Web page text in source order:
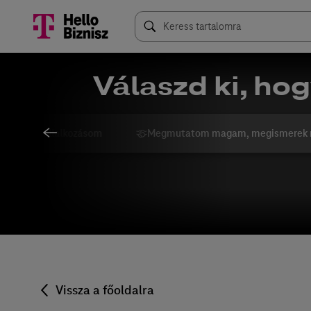
Válaszd ki,
a vállalkozásom Megmutatom magam, megismerek
Vissza a főoldalra